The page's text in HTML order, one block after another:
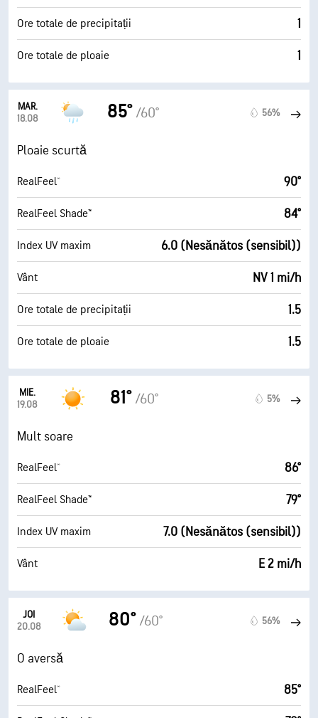
Ore totale de precipitații 1
Ore totale de ploaie 1
MAR.
18.08
85° /60° 56%
Ploaie scurtă
RealFeel® 90°
RealFeel Shade™ 84°
Index UV maxim 6.0 (Nesănătos (sensibil))
Vânt NV 1 mi/h
Ore totale de precipitații 1.5
Ore totale de ploaie 1.5
MIE.
19.08
81° /60° 5%
Mult soare
RealFeel® 86°
RealFeel Shade™ 79°
Index UV maxim 7.0 (Nesănătos (sensibil))
Vânt E 2 mi/h
JOI
20.08
80° /60° 56%
O aversă
RealFeel® 85°